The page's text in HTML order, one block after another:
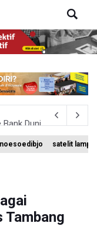
Satelit Lampung-1
di Sekolah
Listrik untuk Produk
satelit
Tambang